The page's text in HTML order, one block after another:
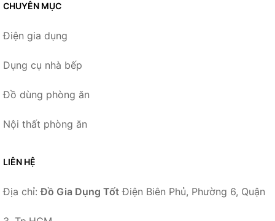
CHUYÊN MỤC
Điện gia dụng
Dụng cụ nhà bếp
Đồ dùng phòng ăn
Nội thất phòng ăn
LIÊN HỆ
Địa chỉ:Đồ Gia Dụng Tốt Điện Biên Phủ, Phường 6, Quận